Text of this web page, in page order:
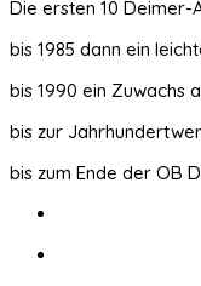
Die ersten 10 Deimer-
bis 1985 dann ein
bis 1990 ein Zuwachs
bis zur
bis zum Ende der OB